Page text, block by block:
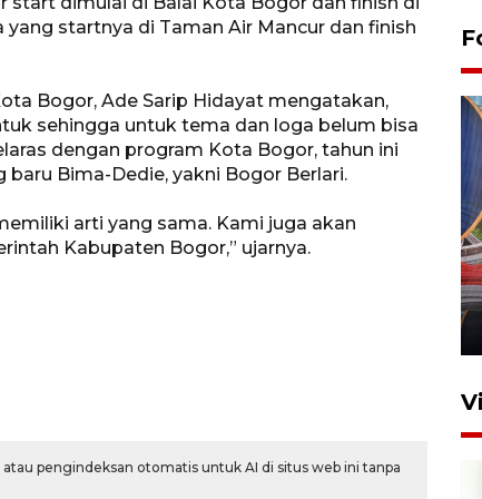
startnya di Taman Air Mancur dan finish
Bogor, Ade Sarip Hidayat mengatakan,
sehingga untuk tema dan loga belum bisa
dengan program Kota Bogor, tahun ini
Bima-Dedie, yakni Bogor Berlari.
arti yang sama. Kami juga akan
Kabupaten Bogor,” ujarnya.
pengindeksan otomatis untuk AI di situs web ini tanpa
Komisi V DPR tinjau